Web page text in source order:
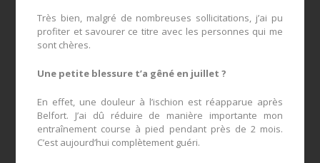
Très bien, malgré de nombreuses sollicitations, j’ai pu
profiter et savourer ce titre avec les personnes qui me
sont chères.
Une petite blessure t’a gêné en juillet ?
En effet, une douleur à l’ischion est réapparue après
Belfort. J’ai dû réduire de manière importante mon
entraînement course à pied pendant près de 2 mois.
C’est aujourd’hui complètement guéri.